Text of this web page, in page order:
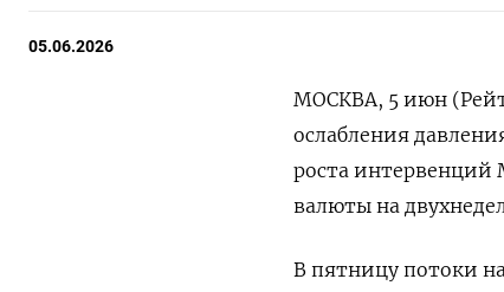
05.06.2026
МОСКВА, 5 июн
ослабления
роста интервенций
валюты на
В пятницу потоки